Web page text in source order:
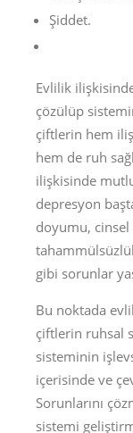
Şiddet.
Evlilik
çözülüp
çiftlerin hem
hem de ruh
ilişkisinde
depresyon
doyumu, cinsel
gibi sorunlar
Bu noktada
çiftlerin ruhsal
sisteminin
içerisinde ve
Sorunlarını
sistemi